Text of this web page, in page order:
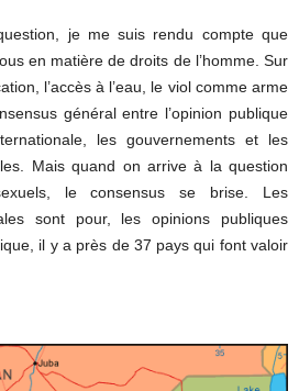
je me suis rendu compte que
en matière de droits de l’homme. Sur
l’accès à l’eau, le viol comme arme
général entre l’opinion publique
les gouvernements et les
Mais quand on arrive à la question
le consensus se brise. Les
sont pour, les opinions publiques
il y a près de 37 pays qui font valoir